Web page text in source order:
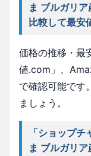
ま ブルガリ
比較して最安
価格の推移・最
値.com」、
で確認可能です
ましょう。
「ショップ
ま ブルガリ